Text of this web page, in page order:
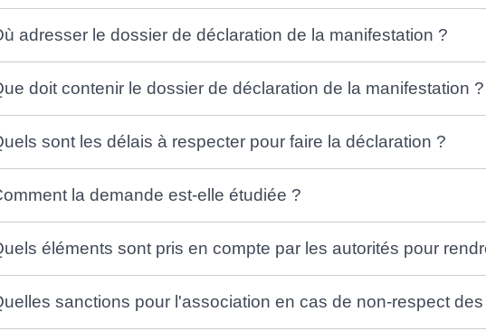
adresser le dossier de déclaration de la manifestation ?
doit contenir le dossier de déclaration de la manifestation ?
sont les délais à respecter pour faire la déclaration ?
la demande est-elle étudiée ?
éléments sont pris en compte par les autorités pour
sanctions pour l'association en cas de non-respect